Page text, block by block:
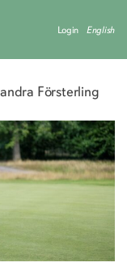
Login English
Försterling